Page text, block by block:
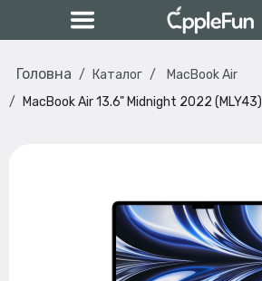
Головна Каталог
MacBook Air
MacBook Air 13.6" Midnight 2022 (MLY43)